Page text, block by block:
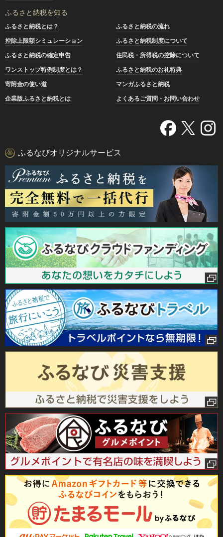
ふるさと納税を知る
ふるさと納税とは？
ふるさと納税の流れ
控除上限額シミュレーション
ふるさと納税制度について
ふるさと納税の確定申告
住民税・所得税の控除について
ワンストップ特例制度とは？
ふるさと納税のお礼特典
寄附金の使い道
マンガふるさと納税
企業版ふるさと納税とは
よくあるご質問・お問い合わせ
ふるなびオリジナルサービス